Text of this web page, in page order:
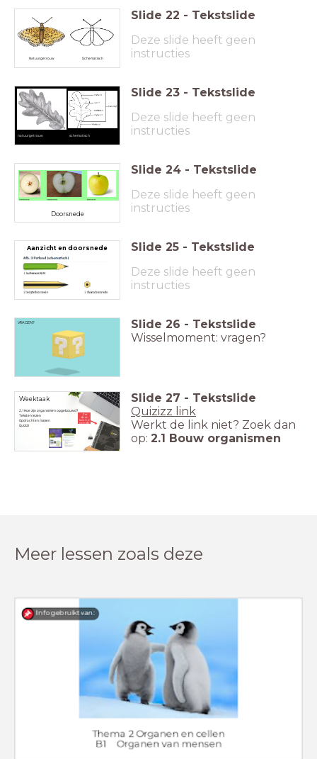
Natuurgetrouw Schematisch
Slide 22 - Tekstslide
Deze slide heeft geen
instructies
natuurgetrouw schematisch
Slide 23 - Tekstslide
Deze slide heeft geen
instructies
Doorsnede
Slide 24 - Tekstslide
Deze slide heeft geen
instructies
Aanzicht en doorsnede Slide 25 - Tekstslide
Deze slide heeft geen
instructies
VRAGEN? Slide 26 - Tekstslide
Wisselmoment: vragen?
Weektaak
2.1 Hoe zijn organismen opgebouwd?
Teksten lezen
Opdrachten maken
Quizizz
Zet
deze
taak in je
agenda
Slide 27 - Tekstslide
Quizizz link
Werkt de link niet? Zoek dan
op: 2.1 Bouw organismen
Meer lessen zoals deze